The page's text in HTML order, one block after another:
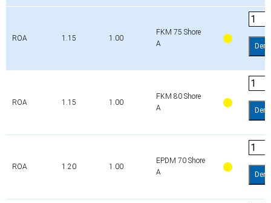
ROA 1.15 1.00
FKM 75 Shore
A
ROA 1.15 1.00
FKM 80 Shore
A
ROA 1.20 1.00
EPDM 70 Shore
A